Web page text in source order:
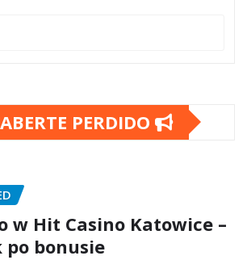
PERDIDO
w Hit Casino Katowice –
bonusie